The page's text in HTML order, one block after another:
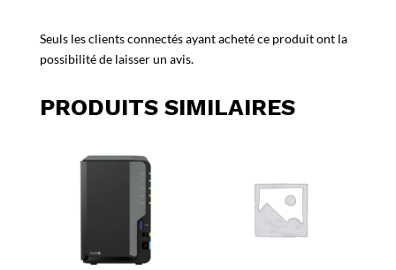
Seuls les clients connectés ayant acheté ce produit ont la
possibilité de laisser un avis.
PRODUITS SIMILAIRES